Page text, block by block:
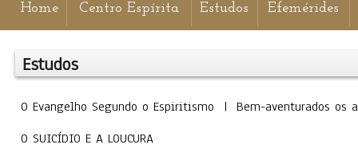
Home Centro Espírita Estudos Efemérides
Estudos
O Evangelho Segundo o Espiritismo | Bem-
O SUICÍDIO E A LOUCURA